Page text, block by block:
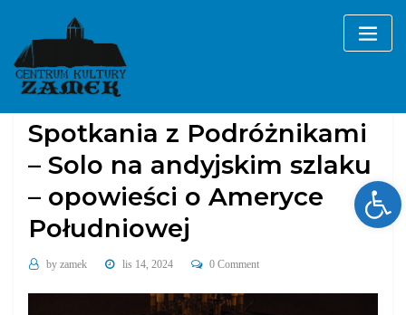
content
Galerie wydarzenia cykliczne
Spotkania z Podróżnikami
– Solo na andyjskim szlaku
– opowieści o Ameryce
Południowej
by zamek lis 14, 2024 0 Comment